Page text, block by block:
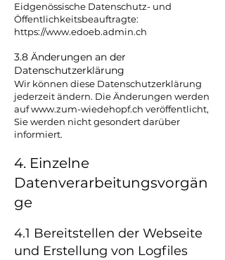
Eidgenössische Datenschutz- und
Öffentlichkeitsbeauftragte:
https://www.edoeb.admin.ch
3.8 Änderungen an der
Datenschutzerklärung
Wir können diese Datenschutzerklärung
jederzeit ändern. Die Änderungen werden
aufwww.zum-wiedehopf.ch veröffentlicht,
Sie werden nicht gesondert darüber
informiert.
4. Einzelne
Datenverarbeitungsvorgän
ge
4.1 Bereitstellen der Webseite
und Erstellung von Logfiles